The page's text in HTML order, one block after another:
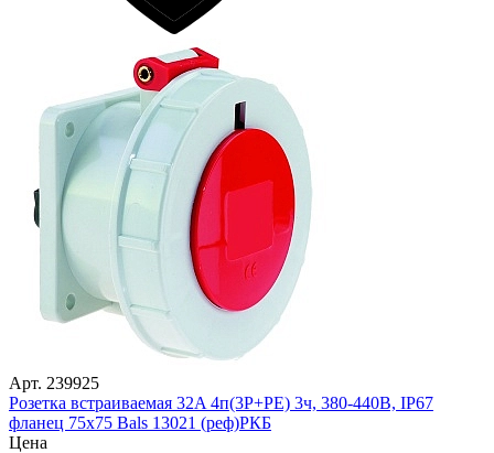
Арт. 239925
Розетка встраиваемая 32A 4п(3P+PE) 3ч, 380-440В, IP67
фланец 75х75 Bals 13021 (реф)РКБ
Цена